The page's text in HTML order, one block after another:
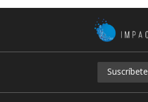
Suscríbete